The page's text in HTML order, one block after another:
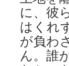
に、彼
はくれ
が負わ
ん。誰